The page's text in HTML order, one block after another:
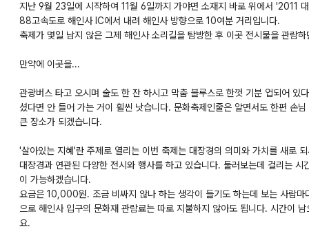
지난 9월 23일에 시작하여 11월 6일까지 가야면 소재지 바로 위에서 '2011
88고속도로 해인사 IC에서 내려 해인사 방향으로 10여분 거리입니다.
축제가 몇일 남지 않은 그제 해인사 소리길을 탐방한 후 이곳 전시물을 관람
만약에 이곳을...
관광버스 타고 오시며 술도 한 잔 하시고 막춤 블루스로 한껏 기분 업되어 있
셨다면 안 들어 가는 거이 휠씬 낫습니다. 문화축제인줄은 알면서도 한편 손
큰 장소가 되겠습니다.
'살아있는 지혜'란 주제로 열리는 이번 축제는 대장경의 의미와 가치를 새로
대장경과 연관된 다양한 전시와 행사를 하고 있습니다. 둘러보는데 걸리는
이 가능하겠습니다.
요금은 10,000원. 조금 비싸지 않나 하는 생각이 들기도 하는데 보는 사람
으로 해인사 입구의 문화재 관람료는 따로 지불하지 않아도 됩니다. 시간이
요.